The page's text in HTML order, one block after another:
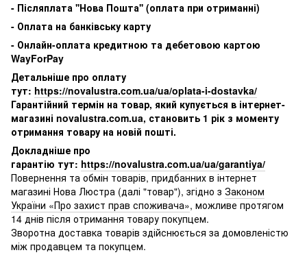
- Післяплата ''Нова Пошта'' (оплата при отриманні)
- Оплата на банківську карту
- Онлайн-оплата кредитною та дебетовою картою
WayForPay
Детальніше про оплату
тут: https://novalustra.com.ua/ua/oplata-i-dostavka/
Гарантійний термін на товар, який купується в інтернет-
магазині novalustra.com.ua, становить 1 рік з моменту
отримання товару на новій пошті.
Докладніше про
гарантію тут: https://novalustra.com.ua/ua/garantiya/
Повернення та обмін товарів, придбанних в інтернет
магазині Нова Люстра (далі "товар"), згідно з Законом
України «Про захист прав споживача», можливе протягом
14 днів після отримання товару покупцем.
Зворотна доставка товарів здійснюється за домовленістю
між продавцем та покупцем.